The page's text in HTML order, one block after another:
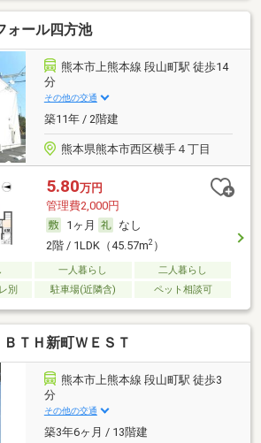
ォール四方池
熊本市上熊本線 段山町駅 徒歩14
分
その他の交通
築11年 / 2階建
熊本県熊本市西区横手４丁目
5.80万円
管理費2,000円
1ヶ月
なし
2階 / 1LDK（45.57m2）
一人暮らし
二人暮らし
別
駐車場(近隣含) ペット相談可
ＢＴＨ新町ＷＥＳＴ
熊本市上熊本線 段山町駅 徒歩3
分
その他の交通
築3年6ヶ月 / 13階建